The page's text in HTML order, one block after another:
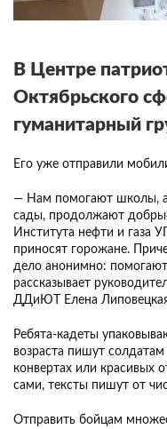
В Центре
Октябрьского
гуманитарный
Его уже отправили
— Нам помогают школы,
сады, продолжают
Института нефти и газа
приносят горожане.
дело анонимно:
рассказывает
ДДиЮТ Елена
Ребята‑кадеты
возраста пишут
конвертах или красивых
сами, тексты пишут от
Отправить бойцам